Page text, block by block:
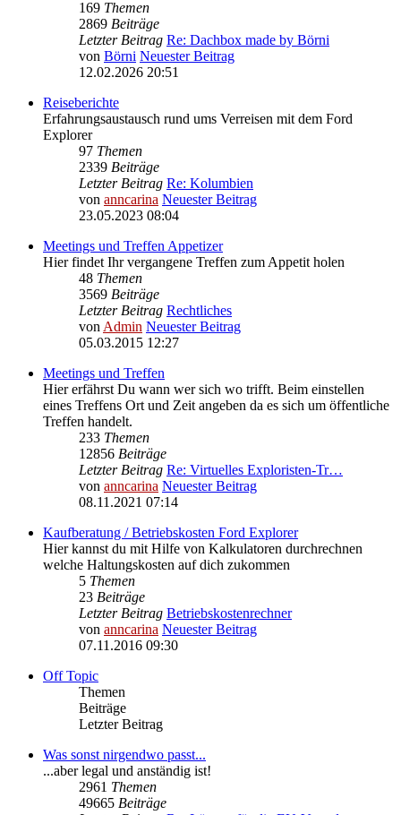
169 Themen
2869 Beiträge
Letzter Beitrag Re: Dachbox made by Börni
von Börni Neuester Beitrag
12.02.2026 20:51
Reiseberichte
Erfahrungsaustausch rund ums Verreisen mit dem Ford
Explorer
97 Themen
2339 Beiträge
Letzter Beitrag Re: Kolumbien
von anncarina Neuester Beitrag
23.05.2023 08:04
Meetings und Treffen Appetizer
Hier findet Ihr vergangene Treffen zum Appetit holen
48 Themen
3569 Beiträge
Letzter Beitrag Rechtliches
vonAdmin Neuester Beitrag
05.03.2015 12:27
Meetings und Treffen
Hier erfährst Du wann wer sich wo trifft. Beim einstellen
eines Treffens Ort und Zeit angeben da es sich um öffentliche
Treffen handelt.
233 Themen
12856 Beiträge
Letzter Beitrag Re: Virtuelles Exploristen-Tr…
von anncarina Neuester Beitrag
08.11.2021 07:14
Kaufberatung / Betriebskosten Ford Explorer
Hier kannst du mit Hilfe von Kalkulatoren durchrechnen
welche Haltungskosten auf dich zukommen
5 Themen
23 Beiträge
Letzter Beitrag Betriebskostenrechner
von anncarina Neuester Beitrag
07.11.2016 09:30
Off Topic
Themen
Beiträge
Letzter Beitrag
Was sonst nirgendwo passt...
...aber legal und anständig ist!
2961 Themen
49665 Beiträge